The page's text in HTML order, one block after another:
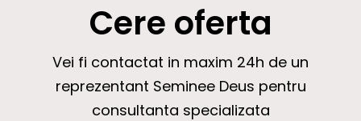
Cere oferta
Vei fi contactat in maxim 24h de un
reprezentant Seminee Deus pentru
consultanta specializata